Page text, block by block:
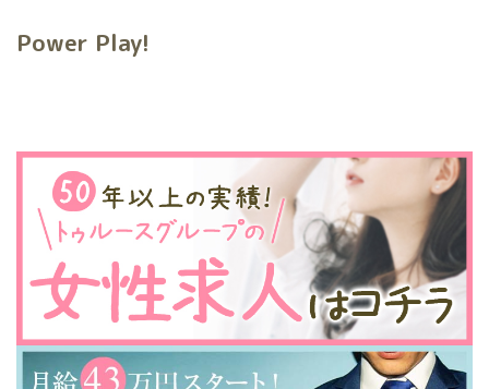
Power Play!